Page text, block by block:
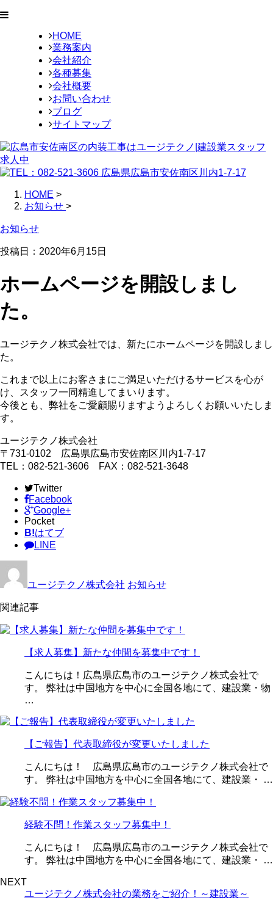
HOME
業務案内
会社紹介
各種募集
会社概要
お問い合わせ
ブログ
サイトマップ
HOME >
お知らせ >
お知らせ
投稿日：2020年6月15日
ホームページを開設しまし
た。
ユージテクノ株式会社では、新たにホームページを開設しまし
た。
これまで以上にお客さまにご満足いただけるサービスを心が
け、スタッフ一同精進してまいります。
今後とも、弊社をご愛顧賜りますようよろしくお願いいたしま
す。
ユージテクノ株式会社
〒731-0102 広島県広島市安佐南区川内1-7-17
TEL：082-521-3606 FAX：082-521-3648
Twitter
Facebook
Google+
Pocket
B!はてブ
LINE
ユージテクノ株式会社 お知らせ
関連記事
【求人募集】新たな仲間を募集中です！
こんにちは！広島県広島市のユージテクノ株式会社で
す。 弊社は中国地方を中心に全国各地にて、建設業・物
…
【ご報告】代表取締役が変更いたしました
こんにちは！ 広島県広島市のユージテクノ株式会社で
す。 弊社は中国地方を中心に全国各地にて、建設業・ …
経験不問！作業スタッフ募集中！
こんにちは！ 広島県広島市のユージテクノ株式会社で
す。 弊社は中国地方を中心に全国各地にて、建設業・ …
NEXT
ユージテクノ株式会社の業務をご紹介！～建設業～